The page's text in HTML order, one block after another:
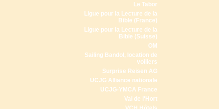
Le Tabor
Ligue pour la Lecture de la
Bible (France)
Ligue pour la Lecture de la
Bible (Suisse)
OM
Sailing Bandol, location de
voiliers
Surprise Reisen AG
UCJG Alliance nationale
UCJG-YMCA France
Val de l'Hort